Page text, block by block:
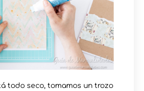
todo seco, tomamos un trozo